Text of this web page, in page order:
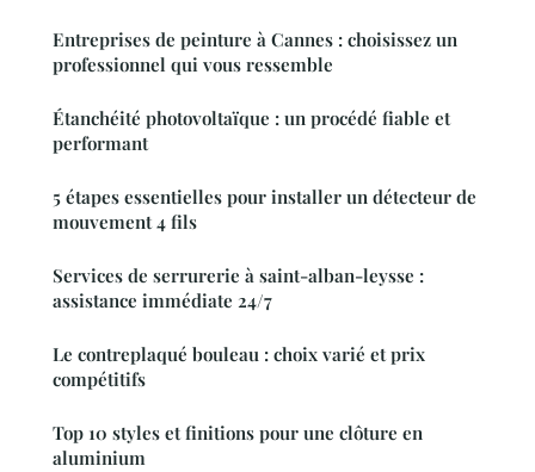
Entreprises de peinture à Cannes : choisissez un
professionnel qui vous ressemble
Étanchéité photovoltaïque : un procédé fiable et
performant
5 étapes essentielles pour installer un détecteur de
mouvement 4 fils
Services de serrurerie à saint-alban-leysse :
assistance immédiate 24/7
Le contreplaqué bouleau : choix varié et prix
compétitifs
Top 10 styles et finitions pour une clôture en
aluminium